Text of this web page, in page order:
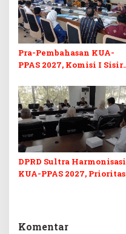
Pra-Pembahasan KUA-
PPAS 2027, Komisi I Sisir
Berkelanjutan
DPRD Sultra Harmonisasi
KUA-PPAS 2027, Prioritas
Komentar